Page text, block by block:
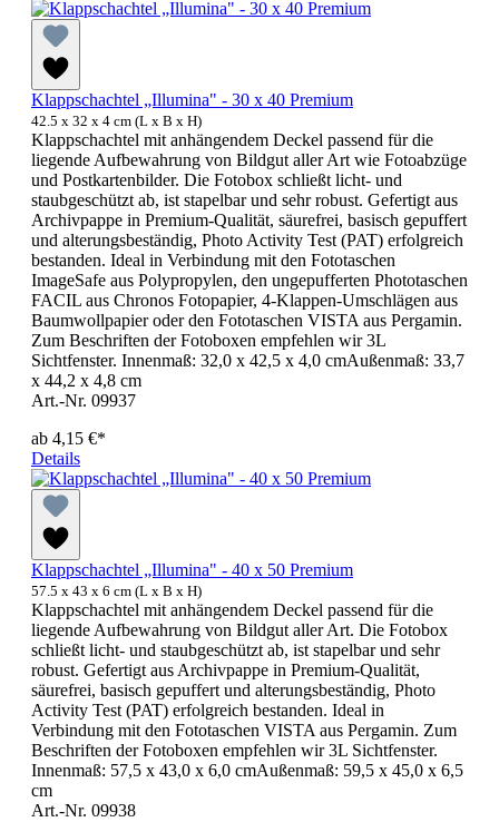
Klappschachtel „Illumina" - 30 x 40 Premium
42.5 x 32 x 4 cm (L x B x H)
Klappschachtel mit anhängendem Deckel passend für die
liegende Aufbewahrung von Bildgut aller Art wie Fotoabzüge
und Postkartenbilder. Die Fotobox schließt licht- und
staubgeschützt ab, ist stapelbar und sehr robust. Gefertigt aus
Archivpappe in Premium-Qualität, säurefrei, basisch gepuffert
und alterungsbeständig, Photo Activity Test (PAT) erfolgreich
bestanden. Ideal in Verbindung mit den Fototaschen
ImageSafe aus Polypropylen, den ungepufferten Phototaschen
FACIL aus Chronos Fotopapier, 4-Klappen-Umschlägen aus
Baumwollpapier oder den Fototaschen VISTA aus Pergamin.
Zum Beschriften der Fotoboxen empfehlen wir 3L
Sichtfenster. Innenmaß: 32,0 x 42,5 x 4,0 cmAußenmaß: 33,7
x 44,2 x 4,8 cm
Art.-Nr. 09937
ab 4,15 €*
Details
Klappschachtel „Illumina" - 40 x 50 Premium
57.5 x 43 x 6 cm (L x B x H)
Klappschachtel mit anhängendem Deckel passend für die
liegende Aufbewahrung von Bildgut aller Art. Die Fotobox
schließt licht- und staubgeschützt ab, ist stapelbar und sehr
robust. Gefertigt aus Archivpappe in Premium-Qualität,
säurefrei, basisch gepuffert und alterungsbeständig, Photo
Activity Test (PAT) erfolgreich bestanden. Ideal in
Verbindung mit den Fototaschen VISTA aus Pergamin. Zum
Beschriften der Fotoboxen empfehlen wir 3L Sichtfenster.
Innenmaß: 57,5 x 43,0 x 6,0 cmAußenmaß: 59,5 x 45,0 x 6,5
cm
Art.-Nr. 09938